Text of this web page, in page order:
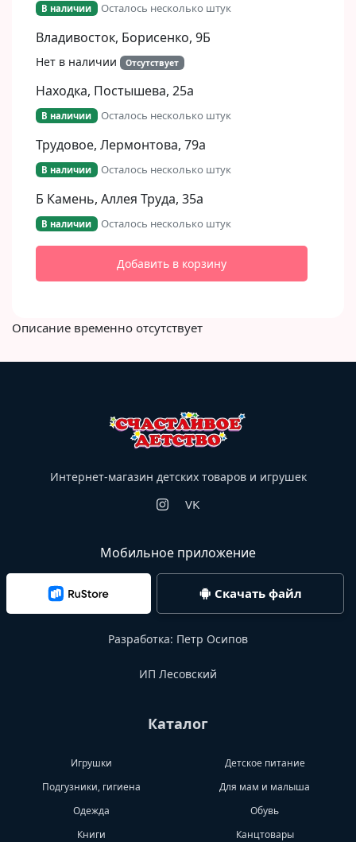
В наличии Осталось несколько штук
Владивосток, Борисенко, 9Б​
Нет в наличии Отсутствует
Находка, Постышева, 25а
В наличии Осталось несколько штук
Трудовое, Лермонтова, 79а
В наличии Осталось несколько штук
Б Камень, Аллея Труда, 35а
В наличии Осталось несколько штук
Добавить в корзину
Описание временно отсутствует
Интернет-магазин детских товаров и игрушек
VK
Мобильное приложение
Скачать файл
Разработка: Петр Осипов
ИП Лесовский
Каталог
Игрушки
Детское питание
Подгузники, гигиена
Для мам и малыша
Одежда
Обувь
Книги
Канцтовары